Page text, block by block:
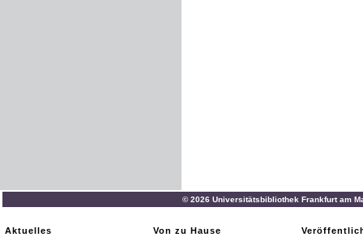
© 2026 Universitätsbibliothek Frankfurt am
Aktuelles
Von zu Hause